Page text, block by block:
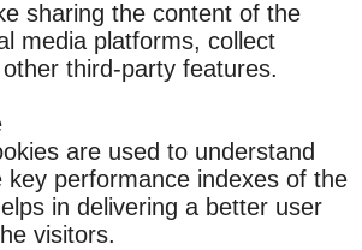
sharing the content of the
media platforms, collect
third-party features.
are used to understand
key performance indexes of the
in delivering a better user
visitors.